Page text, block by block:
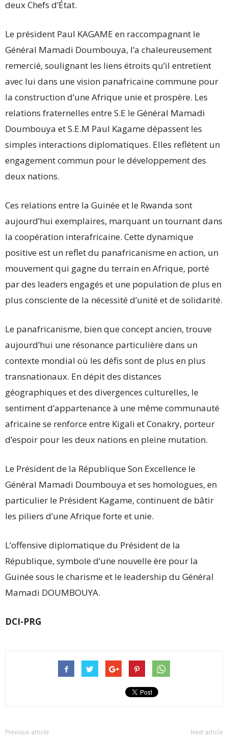
deux Chefs d’État.
Le président Paul KAGAME en raccompagnant le
Général Mamadi Doumbouya, l’a chaleureusement
remercié, soulignant les liens étroits qu’il entretient
avec lui dans une vision panafricaine commune pour
la construction d’une Afrique unie et prospère. Les
relations fraternelles entre S.E le Général Mamadi
Doumbouya et S.E.M Paul Kagame dépassent les
simples interactions diplomatiques. Elles reflétent un
engagement commun pour le développement des
deux nations.
Ces relations entre la Guinée et le Rwanda sont
aujourd’hui exemplaires, marquant un tournant dans
la coopération interafricaine. Cette dynamique
positive est un reflet du panafricanisme en action, un
mouvement qui gagne du terrain en Afrique, porté
par des leaders engagés et une population de plus en
plus consciente de la nécessité d’unité et de solidarité.
Le panafricanisme, bien que concept ancien, trouve
aujourd’hui une résonance particulière dans un
contexte mondial où les défis sont de plus en plus
transnationaux. En dépit des distances
géographiques et des divergences culturelles, le
sentiment d’appartenance à une même communauté
africaine se renforce entre Kigali et Conakry, porteur
d’espoir pour les deux nations en pleine mutation.
Le Président de la République Son Excellence le
Général Mamadi Doumbouya et ses homologues, en
particulier le Président Kagame, continuent de bâtir
les piliers d’une Afrique forte et unie.
L’offensive diplomatique du Président de la
République, symbole d’une nouvelle ère pour la
Guinée sous le charisme et le leadership du Général
Mamadi DOUMBOUYA.
DCI-PRG
Previous article Next article